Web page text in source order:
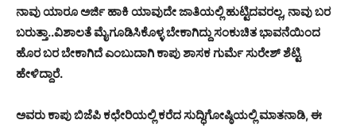
ನಾವು ಯಾರೂ ಅರ್ಜಿ ಹಾಕಿ ಯಾವುದೇ ಜಾತಿಯಲ್ಲಿ ಹುಟ್ಟಿದವರಲ್ಲ, ನಾವು ಬರ
ಬರುತ್ತಾ..ವಿಶಾಲತೆ ಮೈಗೂಡಿಸಿಕೊಳ್ಳ ಬೇಕಾಗಿದ್ದು ಸಂಕುಚಿತ ಭಾವನೆಯಿಂದ
ಹೊರ ಬರ ಬೇಕಾಗಿದೆ ಎಂಬುದಾಗಿ ಕಾಪು ಶಾಸಕ ಗುರ್ಮೆ ಸುರೇಶ್ ಶೆಟ್ಟಿ
ಹೇಳಿದ್ದಾರೆ.
ಅವರು ಕಾಪು ಬಿಜೆಪಿ ಕಛೇರಿಯಲ್ಲಿ ಕರೆದ ಸುದ್ಧಿಗೋಷ್ಠಿಯಲ್ಲಿ ಮಾತನಾಡಿ, ಈ